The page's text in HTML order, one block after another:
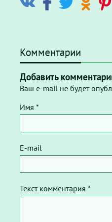
Комментарии
Добавить
Ваш e-mail не будет
Имя *
E-mail
Текст комментария *